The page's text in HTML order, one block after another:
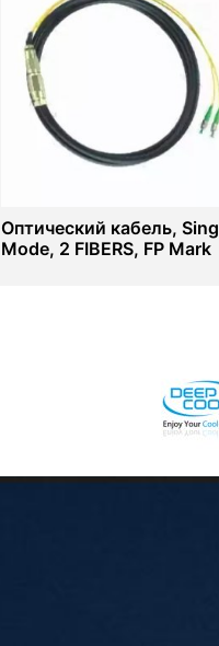
Оптический кабель,
Mode, 2 FIBERS, FP Mark